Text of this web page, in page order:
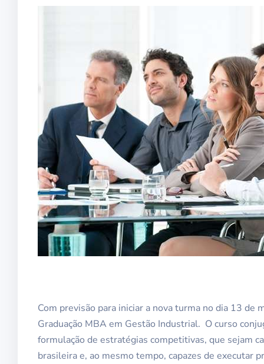
Com previsão para iniciar a nova turma no dia 13 de
Graduação MBA em Gestão Industrial. O curso
formulação de estratégias competitivas, que sejam
brasileira e, ao mesmo tempo, capazes de executar